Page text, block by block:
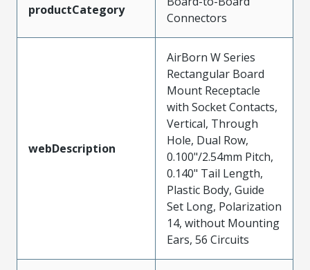
productCategory
Connectors
webDescription
AirBorn W Series
Rectangular Board
Mount Receptacle
with Socket Contacts,
Vertical, Through
Hole, Dual Row,
0.100"/2.54mm Pitch,
0.140" Tail Length,
Plastic Body, Guide
Set Long, Polarization
14, without Mounting
Ears, 56 Circuits